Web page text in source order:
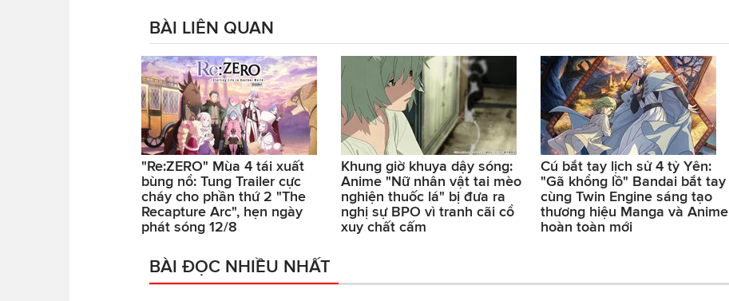
BÀI LIÊN QUAN
"Re:ZERO" Mùa 4 tái xuất
bùng nổ: Tung Trailer cực
cháy cho phần thứ 2 "The
Recapture Arc", hẹn ngày
phát sóng 12/8
Khung giờ khuya dậy sóng:
Anime "Nữ nhân vật tai mèo
nghiện thuốc lá" bị đưa ra
nghị sự BPO vì tranh cãi cổ
xuy chất cấm
Cú bắt tay lịch sử 4 tỷ Yên:
"Gã khổng lồ" Bandai bắt tay
cùng Twin Engine sáng tạo
thương hiệu Manga và Anime
hoàn toàn mới
BÀI ĐỌC NHIỀU NHẤT